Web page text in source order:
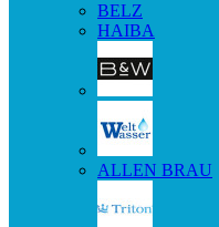
BELZ
HAIBA
ALLEN BRAU